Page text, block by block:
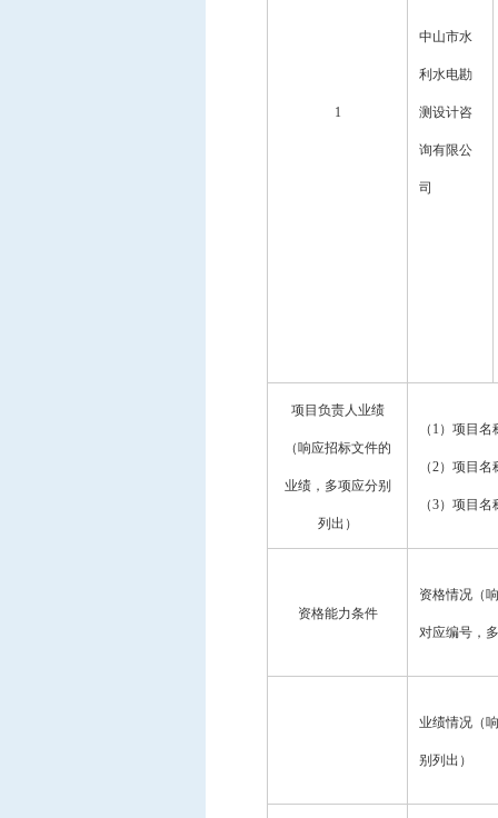
1
中山市水
利水电勘
测设计咨
询有限公
司
项目负责人业绩
（响应招标文件的
业绩，多项应分别
列出）
（ 1）项目名
（2）项目名
（3）项目名
资格能力条件
资格情况（
对应编号，
业绩情况（
别列出）